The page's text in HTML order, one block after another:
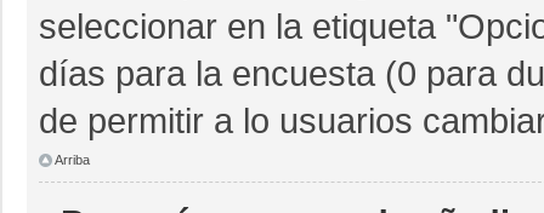
seleccionar en la etiqueta
días para la encuesta (0 para
de permitir a lo usuarios
Arriba